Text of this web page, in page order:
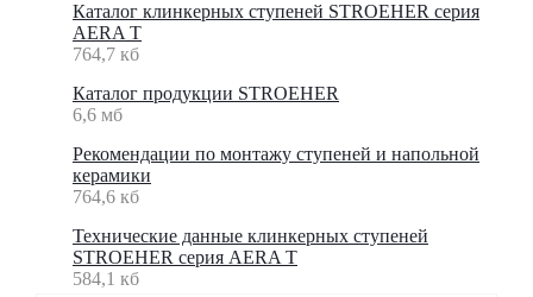
Каталог клинкерных ступеней STROEHER серия
AERA T
764,7 кб
Каталог продукции STROEHER
6,6 мб
Рекомендации по монтажу ступеней и напольной
керамики
764,6 кб
Технические данные клинкерных ступеней
STROEHER серия AERA T
584,1 кб